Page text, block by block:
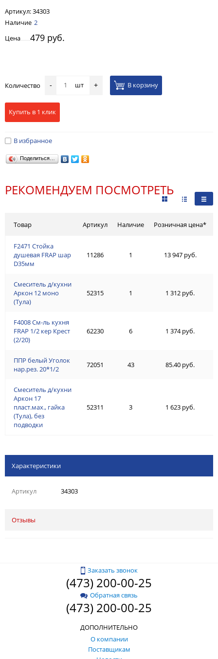
Артикул:34303
Наличие 2
Цена
479 руб.
Количество - шт + В корзину
Купить в 1 клик
В избранное
Поделиться…
РЕКОМЕНДУЕМ ПОСМОТРЕТЬ
Товар
F2471 Стойка
душевая FRAP шар
D35мм
Смеситель д/кухни
Аркон 12 моно
(Тула)
F4008 См-ль кухня
FRAP 1/2 кер Крест
(2/20)
ППР белый Уголок
нар.рез. 20*1/2
Смеситель д/кухни
Аркон 17
пласт.мах., гайка
(Тула), без
подводки
Артикул Наличие Розничная цена*
11286 1 13 947 руб.
52315 1 1 312 руб.
62230 6 1 374 руб.
72051 43 85.40 руб.
52311 3 1 623 руб.
Характеристики
Артикул 34303
Отзывы
Заказать звонок
(473) 200-00-25
Обратная связь
(473) 200-00-25
ДОПОЛНИТЕЛЬНО
О компании
Поставщикам